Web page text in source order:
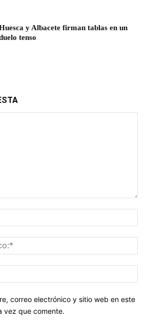
y Albacete firman tablas en un
tenso
correo electrónico y sitio web en este
vez que comente.